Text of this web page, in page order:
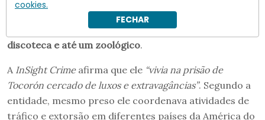
complexo penitenciárioe desfrutava de estruturas
incomuns para um presídio, incluindo
discoteca e até um zoológico.
A InSight Crime afirma que ele “vivia na prisão de
Tocorón cercado de luxos e extravagâncias”. Segundo a
entidade, mesmo preso ele coordenava atividades de
tráfico e extorsão em diferentes países da América do
cookies.
FECHAR